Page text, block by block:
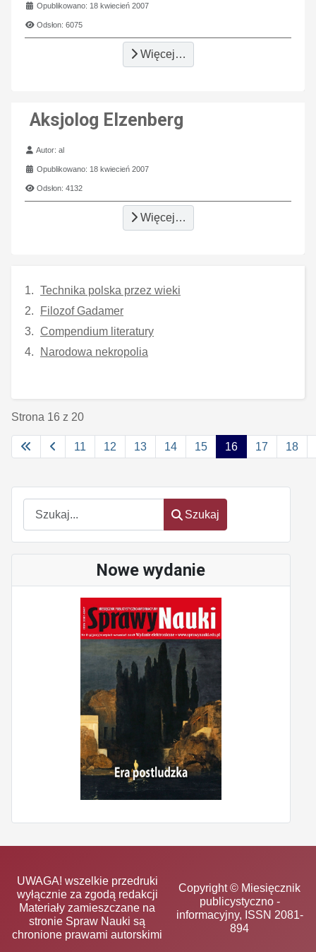
Szukaj
Szukaj
Nowe wydanie
Opublikowano: 18 kwiecień 2007
Odsłon: 6075
Więcej…
Aksjolog Elzenberg
Szczegóły
Autor:al
Opublikowano: 18 kwiecień 2007
Odsłon: 4132
Więcej…
Technika polska przez wieki
Filozof Gadamer
Compendium literatury
Narodowa nekropolia
Strona 16 z 20
11 12 13 14 15 16 17 18
UWAGA! wszelkie przedruki
wyłącznie za zgodą redakcji
Materiały zamieszczane na
stronie Spraw Nauki są
chronione prawami autorskimi
Copyright © Miesięcznik
publicystyczno -
informacyjny, ISSN 2081-
894